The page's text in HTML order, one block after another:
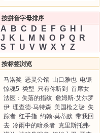
按拼音字母排序
A B C D E F G H
J
K L M N O P Q
R
S T U V W X Y Z
按标签浏览
马洛奖 恶灵公馆 山口雅也 电锯
惊魂5 类型 只有你听到
首席女
法医：失落的指纹 詹姆斯·艾尔罗
伊 理查德·马特森 美国枪之谜 失
踪者 红手指 约翰·莫蒂默 带我回
去 冷雨中的暗杀者 克里斯托弗·